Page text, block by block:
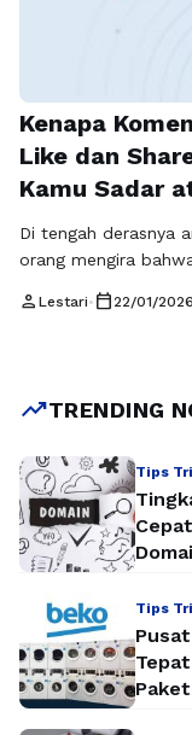
Kenapa
Like dan
Kamu Sadar
Di tengah derasnya
orang mengira
memainkan peran
digital, termasuk
person Lestari• calendar_today 22/01/2026
trending_upTRENDING
Tips
Tips